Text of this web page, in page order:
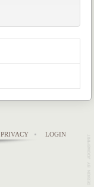
PRIVACY LOGIN